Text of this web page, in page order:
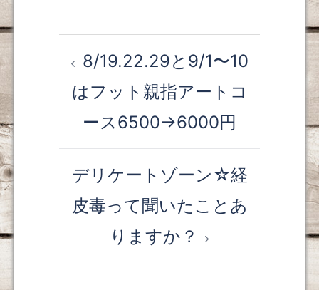
投
稿
ビ
ゲ
8/19.22.29と9/1〜10
はフット親指アートコ
ース6500→6000円
デリケートゾーン☆経
皮毒って聞いたことあ
りますか？